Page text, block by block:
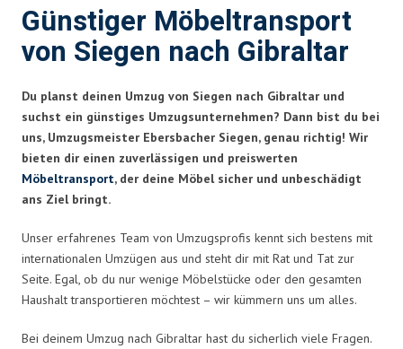
Günstiger Möbeltransport
von Siegen nach Gibraltar
Du planst deinen Umzug von Siegen nach Gibraltar und
suchst ein günstiges Umzugsunternehmen? Dann bist du bei
uns, Umzugsmeister Ebersbacher Siegen, genau richtig! Wir
bieten dir einen zuverlässigen und preiswerten
Möbeltransport, der deine Möbel sicher und unbeschädigt
ans Ziel bringt.
Unser erfahrenes Team von Umzugsprofis kennt sich bestens mit
internationalen Umzügen aus und steht dir mit Rat und Tat zur
Seite. Egal, ob du nur wenige Möbelstücke oder den gesamten
Haushalt transportieren möchtest – wir kümmern uns um alles.
Bei deinem Umzug nach Gibraltar hast du sicherlich viele Fragen.